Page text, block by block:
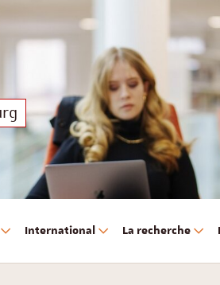
International La recherche